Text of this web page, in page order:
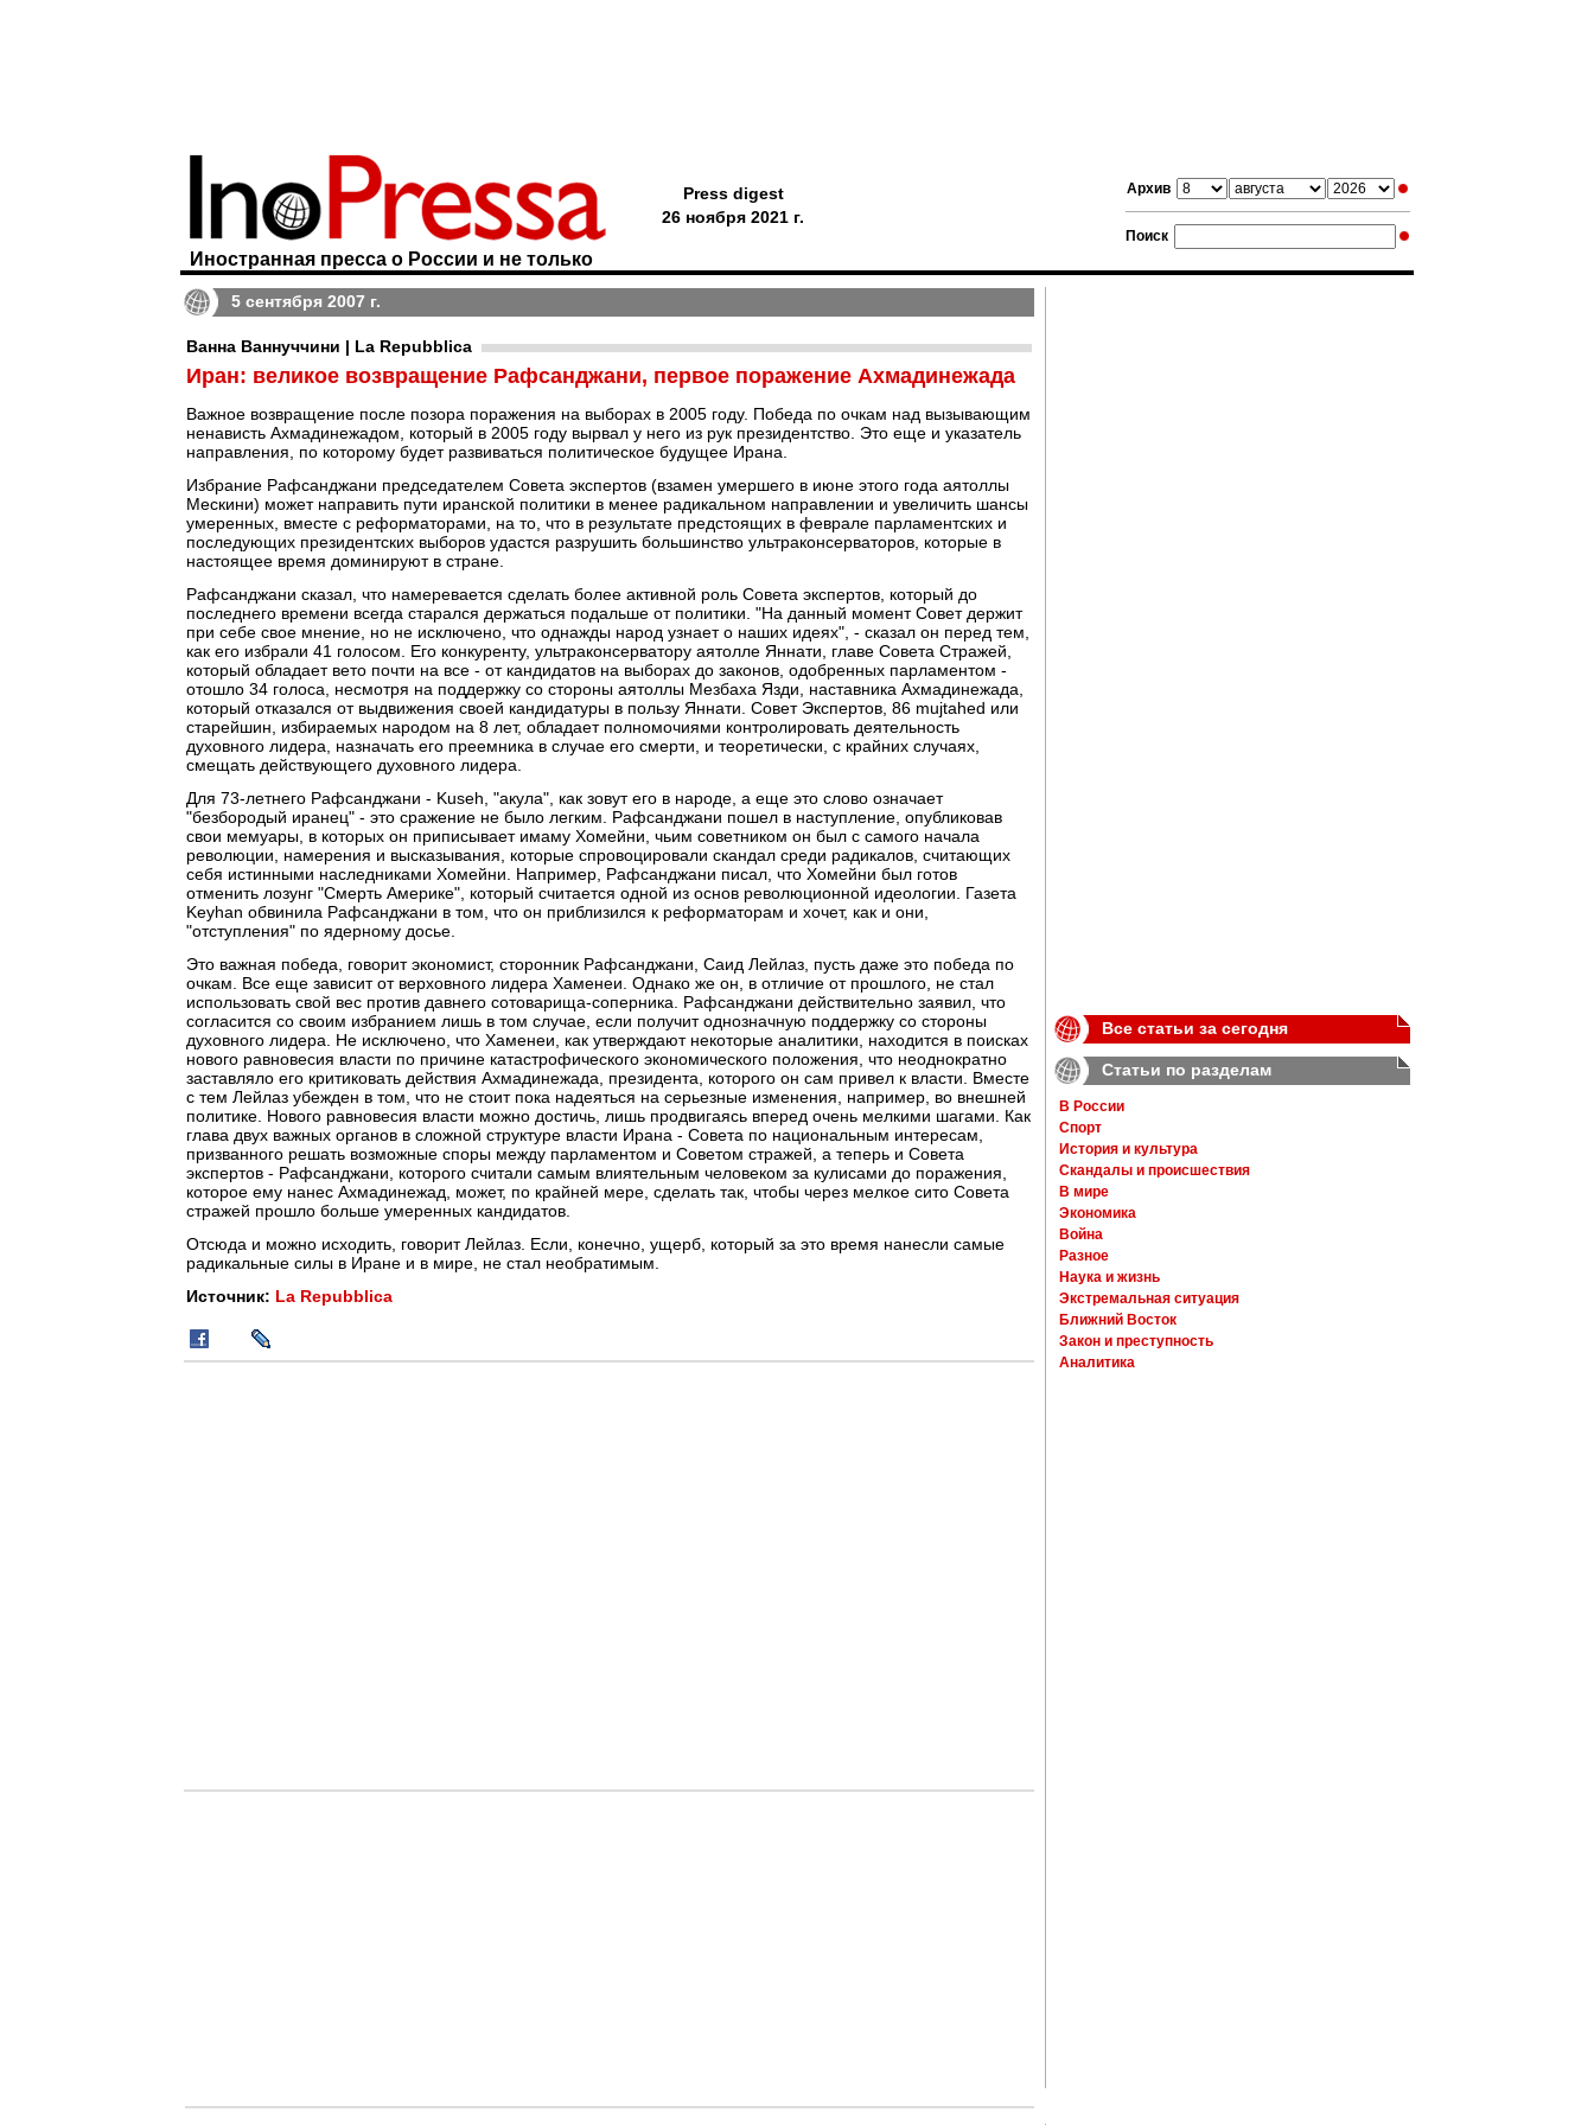
Архив
Поиск
Иностранная пресса о России и не только
Press digest
26 ноября 2021 г.
5 сентября 2007 г.
Ванна Ваннуччини | La Repubblica
Иран: великое возвращение Рафсанджани, первое поражение Ахмадинежада
Важное возвращение после позора поражения на выборах в 2005 году. Победа по очкам над вызывающим
ненависть Ахмадинежадом, который в 2005 году вырвал у него из рук президентство. Это еще и указатель
направления, по которому будет развиваться политическое будущее Ирана.
Избрание Рафсанджани председателем Совета экспертов (взамен умершего в июне этого года аятоллы
Мескини) может направить пути иранской политики в менее радикальном направлении и увеличить шансы
умеренных, вместе с реформаторами, на то, что в результате предстоящих в феврале парламентских и
последующих президентских выборов удастся разрушить большинство ультраконсерваторов, которые в
настоящее время доминируют в стране.
Рафсанджани сказал, что намеревается сделать более активной роль Совета экспертов, который до
последнего времени всегда старался держаться подальше от политики. "На данный момент Совет держит
при себе свое мнение, но не исключено, что однажды народ узнает о наших идеях", - сказал он перед тем,
как его избрали 41 голосом. Его конкуренту, ультраконсерватору аятолле Яннати, главе Совета Стражей,
который обладает вето почти на все - от кандидатов на выборах до законов, одобренных парламентом -
отошло 34 голоса, несмотря на поддержку со стороны аятоллы Мезбаха Язди, наставника Ахмадинежада,
который отказался от выдвижения своей кандидатуры в пользу Яннати. Совет Экспертов, 86 mujtahed или
старейшин, избираемых народом на 8 лет, обладает полномочиями контролировать деятельность
духовного лидера, назначать его преемника в случае его смерти, и теоретически, с крайних случаях,
смещать действующего духовного лидера.
Для 73-летнего Рафсанджани - Kuseh, "акула", как зовут его в народе, а еще это слово означает
"безбородый иранец" - это сражение не было легким. Рафсанджани пошел в наступление, опубликовав
свои мемуары, в которых он приписывает имаму Хомейни, чьим советником он был с самого начала
революции, намерения и высказывания, которые спровоцировали скандал среди радикалов, считающих
себя истинными наследниками Хомейни. Например, Рафсанджани писал, что Хомейни был готов
отменить лозунг "Смерть Америке", который считается одной из основ революционной идеологии. Газета
Keyhan обвинила Рафсанджани в том, что он приблизился к реформаторам и хочет, как и они,
"отступления" по ядерному досье.
Это важная победа, говорит экономист, сторонник Рафсанджани, Саид Лейлаз, пусть даже это победа по
очкам. Все еще зависит от верховного лидера Хаменеи. Однако же он, в отличие от прошлого, не стал
использовать свой вес против давнего сотоварища-соперника. Рафсанджани действительно заявил, что
согласится со своим избранием лишь в том случае, если получит однозначную поддержку со стороны
духовного лидера. Не исключено, что Хаменеи, как утверждают некоторые аналитики, находится в поисках
нового равновесия власти по причине катастрофического экономического положения, что неоднократно
заставляло его критиковать действия Ахмадинежада, президента, которого он сам привел к власти. Вместе
с тем Лейлаз убежден в том, что не стоит пока надеяться на серьезные изменения, например, во внешней
политике. Нового равновесия власти можно достичь, лишь продвигаясь вперед очень мелкими шагами. Как
глава двух важных органов в сложной структуре власти Ирана - Совета по национальным интересам,
призванного решать возможные споры между парламентом и Советом стражей, а теперь и Совета
экспертов - Рафсанджани, которого считали самым влиятельным человеком за кулисами до поражения,
которое ему нанес Ахмадинежад, может, по крайней мере, сделать так, чтобы через мелкое сито Совета
стражей прошло больше умеренных кандидатов.
Отсюда и можно исходить, говорит Лейлаз. Если, конечно, ущерб, который за это время нанесли самые
радикальные силы в Иране и в мире, не стал необратимым.
Источник: La Repubblica
Все статьи за сегодня
Статьи по разделам
В России
Спорт
История и культура
Скандалы и происшествия
В мире
Экономика
Война
Разное
Наука и жизнь
Экстремальная ситуация
Ближний Восток
Закон и преступность
Аналитика